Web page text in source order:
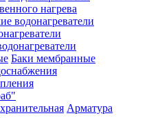
нагрева
водонагреватели
Баки мембранные
Арматура